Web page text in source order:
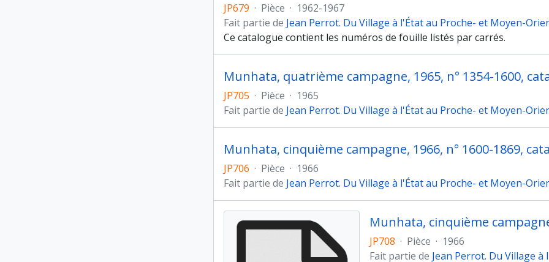
JP679 · Pièce · 1962-1967
Fait partie de Jean Perrot. Du Village à l'État au Proche- et Moyen-
Ce catalogue contient les numéros de fouille listés par carrés.
Munhata, quatrième campagne, 1965, n° 1354-1600,
JP705 · Pièce · 1965
Fait partie de Jean Perrot. Du Village à l'État au Proche- et Moyen-
Munhata, cinquième campagne, 1966, n° 1600-1869,
JP706 · Pièce · 1966
Fait partie de Jean Perrot. Du Village à l'État au Proche- et Moyen-
JP708 · Pièce · 1966
Fait partie de Jean Perrot. Du Village